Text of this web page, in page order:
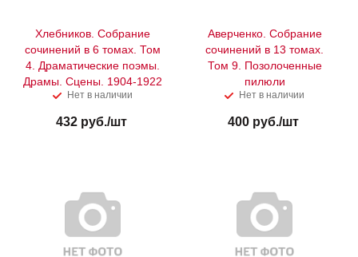
Хлебников. Собрание
сочинений в 6 томах. Том
4. Драматические поэмы.
Драмы. Сцены. 1904-1922
Нет в наличии
432руб./шт
Аверченко. Собрание
сочинений в 13 томах.
Том 9. Позолоченные
пилюли
Нет в наличии
400руб./шт